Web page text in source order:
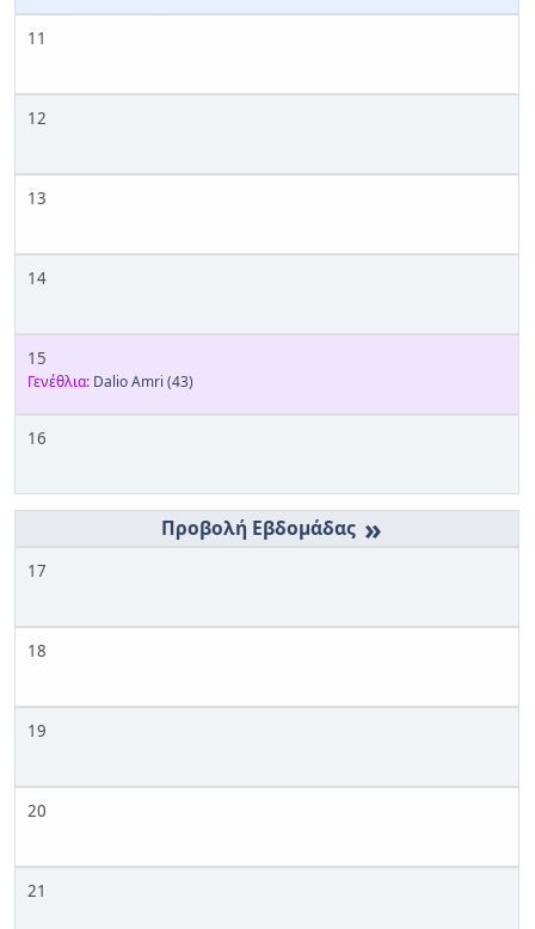
11
12
13
14
15
Γενέθλια: Dalio Amri (43)
16
»
17
18
19
20
21